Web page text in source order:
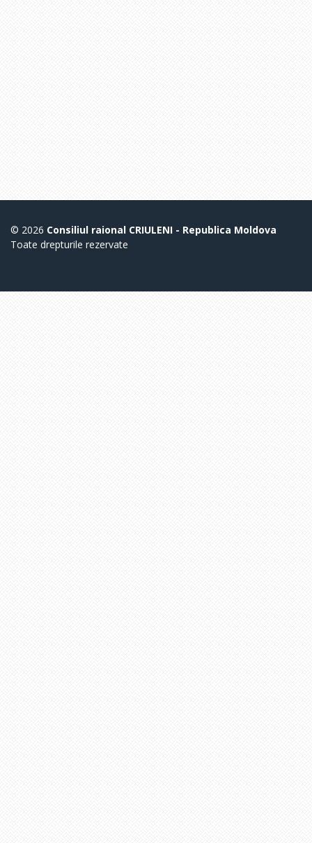
© 2026 Consiliul raional CRIULENI - Republica Moldova
Toate drepturile rezervate